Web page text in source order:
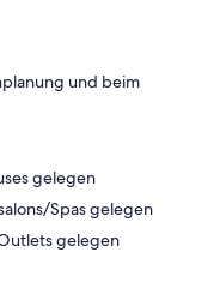
und beim
gelegen
Spas gelegen
gelegen